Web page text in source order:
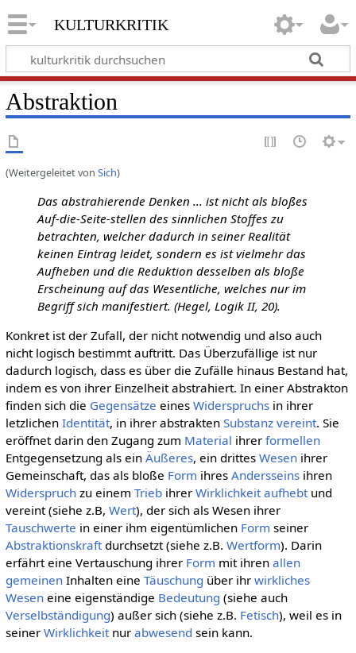
kulturkritik
Abstraktion
(Weitergeleitet von Sich)
Das abstrahierende Denken ... ist nicht als bloßes
Auf-die-Seite-stellen des sinnlichen Stoffes zu
betrachten, welcher dadurch in seiner Realität
keinen Eintrag leidet, sondern es ist vielmehr das
Aufheben und die Reduktion desselben als bloße
Erscheinung auf das Wesentliche, welches nur im
Begriff sich manifestiert. (Hegel, Logik II, 20).
Konkret ist der Zufall, der nicht notwendig und also auch
nicht logisch bestimmt auftritt. Das Überzufällige ist nur
dadurch logisch, dass es über die Zufälle hinaus Bestand hat,
indem es von ihrer Einzelheit abstrahiert. In einer Abstrakton
finden sich die Gegensätze eines Widerspruchsin ihrer
letzlichen Identität, in ihrer abstrakten Substanz vereint. Sie
eröffnet darin den Zugang zum Material ihrer formellen
Entgegensetzung als ein Äußeres, ein drittes Wesenihrer
Gemeinschaft, das als bloße Form ihres Andersseinsihren
Widerspruchzu einem Triebihrer Wirklichkeit aufhebtund
vereint (siehe z.B, Wert), der sich als Wesen ihrer
Tauschwerte in einer ihm eigentümlichen Form seiner
Abstraktionskraftdurchsetzt (siehe z.B. Wertform). Darin
erfährt eine Vertauschung ihrer Form mit ihren allen
gemeinenInhalten eine Täuschung über ihr wirkliches
Weseneine eigenständige Bedeutung (siehe auch
Verselbständigung) außer sich (siehe z.B. Fetisch), weil es in
seiner Wirklichkeitnur abwesend sein kann.